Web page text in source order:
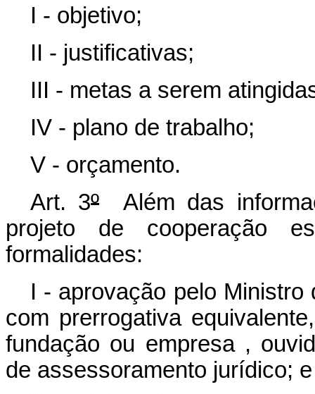
I - objetivo;
II - justificativas;
III - metas a serem
IV - plano de trabalho;
V - orçamento.
Art. 3ºAlém das
projeto de cooperação
formalidades:
I - aprovação pelo
com prerrogativa
fundação ou empresa ,
de assessoramento jurídico; e